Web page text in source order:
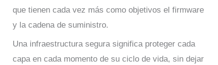
que tienen cada vez más como objetivos el firmware
y la cadena de suministro.
Una infraestructura segura significa proteger cada
capa en cada momento de su ciclo de vida, sin dejar